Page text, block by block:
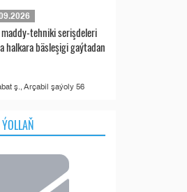
tehniki serişdeleri
halkara bäsleşigi gaýtadan
ş., Arçabil şaýoly 56